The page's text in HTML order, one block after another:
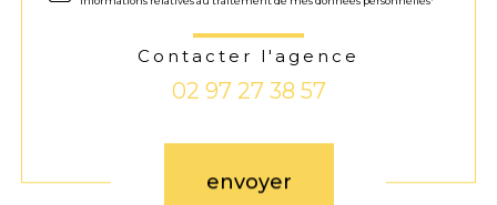
Contacter l'agence
02 97 27 38 57
envoyer